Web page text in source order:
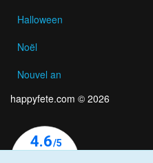
Halloween
Noël
Nouvel an
happyfete.com © 2026